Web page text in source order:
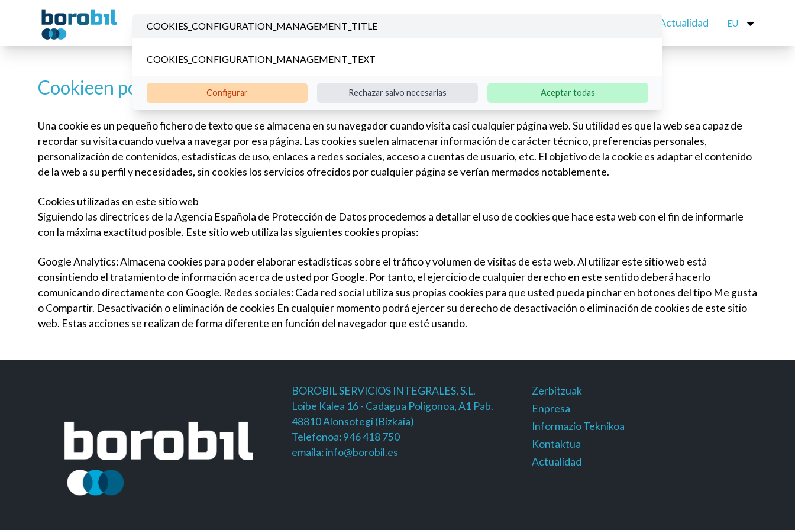
Zerbitzuak Actualidad Open
EU
Cookieen politika
Una cookie es un pequeño fichero de texto que se almacena en su navegador cuando visita casi cualquier página web. Su utilidad es que la web sea capaz de
recordar su visita cuando vuelva a navegar por esa página. Las cookies suelen almacenar información de carácter técnico, preferencias personales,
personalización de contenidos, estadísticas de uso, enlaces a redes sociales, acceso a cuentas de usuario, etc. El objetivo de la cookie es adaptar el contenido
de la web a su perfil y necesidades, sin cookies los servicios ofrecidos por cualquier página se verían mermados notablemente.
Cookies utilizadas en este sitio web
Siguiendo las directrices de la Agencia Española de Protección de Datos procedemos a detallar el uso de cookies que hace esta web con el fin de informarle
con la máxima exactitud posible. Este sitio web utiliza las siguientes cookies propias:
Google Analytics: Almacena cookies para poder elaborar estadísticas sobre el tráfico y volumen de visitas de esta web. Al utilizar este sitio web está
consintiendo el tratamiento de información acerca de usted por Google. Por tanto, el ejercicio de cualquier derecho en este sentido deberá hacerlo
comunicando directamente con Google. Redes sociales: Cada red social utiliza sus propias cookies para que usted pueda pinchar en botones del tipo Me gusta
o Compartir. Desactivación o eliminación de cookies En cualquier momento podrá ejercer su derecho de desactivación o eliminación de cookies de este sitio
web. Estas acciones se realizan de forma diferente en función del navegador que esté usando.
BOROBIL SERVICIOS INTEGRALES, S.L.
Loibe Kalea 16 - Cadagua Poligonoa, A1 Pab.
48810 Alonsotegi (Bizkaia)
Telefonoa: 946 418 750
emaila: info@borobil.es
Zerbitzuak
Enpresa
Informazio Teknikoa
Kontaktua
Actualidad
COOKIES_CONFIGURATION_MANAGEMENT_TITLE
COOKIES_CONFIGURATION_MANAGEMENT_TEXT
Configurar Rechazar salvo necesarias Aceptar todas